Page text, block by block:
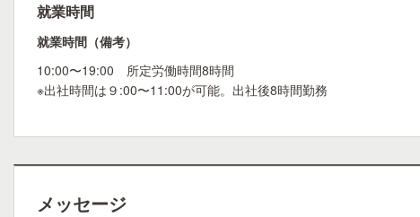
就業時間
就業時間（備考）
10:00〜19:00 所定労働時間8時間
※出社時間は９:00〜11:00が可能。出社後8時間勤務
メッセージ